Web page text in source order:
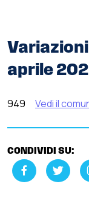
Variazioni
aprile
949 Vedi il
CONDIVIDI SU: